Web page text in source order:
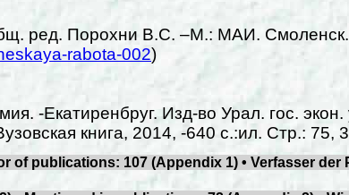
ред. Порохни В.С. –М.: МАИ.
rabota-002)
-Екатиренбруг. Изд-во Урал. гос.
книга, 2014, -640 с.:ил. Стр.: 75,
of publications: 107 (Appendix 1) • Verfasser der